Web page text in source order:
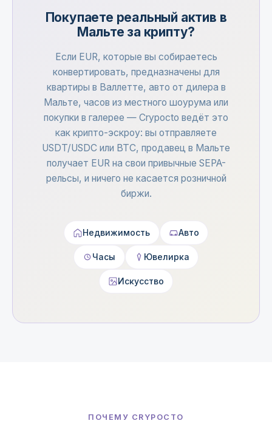
Покупаете реальный актив в
Мальте за крипту?
Если EUR, которые вы собираетесь
конвертировать, предназначены для
квартиры в Валлетте, авто от дилера в
Мальте, часов из местного шоурума или
покупки в галерее — Crypocto ведёт это
как крипто-эскроу: вы отправляете
USDT/USDC или BTC, продавец в Мальте
получает EUR на свои привычные SEPA-
рельсы, и ничего не касается розничной
биржи.
Недвижимость Авто
Часы Ювелирка
Искусство
ПОЧЕМУ CRYPOCTO